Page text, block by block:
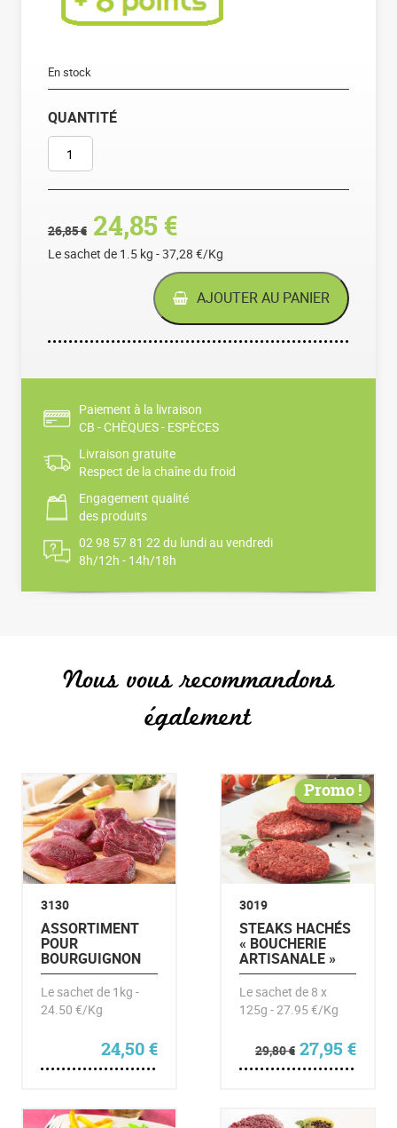
En stock
QUANTITÉ
QUANTITÉ DE FILET DE POULET
26,85€ Le prix initial était :
24,85€Le prix actuel est
Le sachet de 1.5 kg - 37,28 €/Kg
AJOUTER AU PANIER
Paiement à la livraison
CB - CHÈQUES - ESPÈCES
Livraison gratuite
Respect de la chaîne du froid
Engagement qualité
des produits
02 98 57 81 22 du lundi au vendredi
8h/12h - 14h/18h
Nous vous recommandons
également
3130
ASSORTIMENT
POUR
BOURGUIGNON
Le sachet de 1kg -
24.50 €/Kg
24,50€
Promo !
3019
STEAKS HACHÉS
« BOUCHERIE
ARTISANALE »
Le sachet de 8 x
125g - 27.95 €/Kg
29,80€ Le prix
27,95€Le